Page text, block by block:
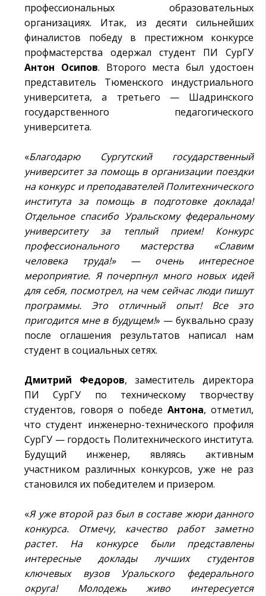
профессиональных образовательных
организациях. Итак, из десяти сильнейших
финалистов победу в престижном конкурсе
профмастерства одержал студент ПИ СурГУ
Антон Осипов. Второго места был удостоен
представитель Тюменского индустриального
университета, а третьего — Шадринского
государственного педагогического
университета.
«Благодарю Сургутский государственный
университет за помощь в организации поездки
на конкурс и преподавателей Политехнического
института за помощь в подготовке доклада!
Отдельное спасибо Уральскому федеральному
университету за теплый прием! Конкурс
профессионального мастерства «Славим
человека труда!» — очень интересное
мероприятие. Я почерпнул много новых идей
для себя, посмотрел, на чем сейчас люди пишут
программы. Это отличный опыт! Все это
пригодится мне в будущем!» — буквально сразу
после оглашения результатов написал нам
студент в социальных сетях.
Дмитрий Федоров, заместитель директора
ПИ СурГУ по техническому творчеству
студентов, говоря о победе Антона, отметил,
что студент инженерно-технического профиля
СурГУ — гордость Политехнического института.
Будущий инженер, являясь активным
участником различных конкурсов, уже не раз
становился их победителем и призером.
«Я уже второй раз был в составе жюри данного
конкурса. Отмечу, качество работ заметно
растет. На конкурсе были представлены
интересные доклады лучших студентов
ключевых вузов Уральского федерального
округа! Молодежь живо интересуется